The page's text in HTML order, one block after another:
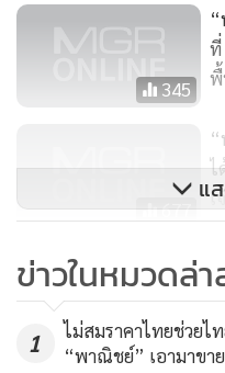
โลกร่วมกับสมาคมส่งออกข้า
ร.ต.ท.เจริญ เหล่าธรรมทัศน์
ว่า ปี 2563 คาดว่าจะมีการ
ส่งออกเป็นรายไตรมาส โด
ล้านตัน แต่ตัวเลขจริง 1.5 ล้
ข้าวราคาถูกออกมามากใน
จากนั้นอินเดียได้ชะลอรับออ
ดีขึ้น ส่งออกได้ 2 ล้านตัน ไต
อีก 2 ล้านตัน รวมทั้งปี 7.5
เล็กน้อย แต่จะไม่มีปัญหากา
345
ที่
พื้
677
ไ
1,824
ต่
แ
ข่าวในหมวดล่
1
ไม่สมราคาไทยช่วยไ
“พาณิชย์” เอามาขา